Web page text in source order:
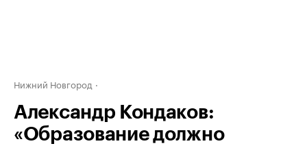
Нижний Новгород
Александр Кондаков:
«Образование должно